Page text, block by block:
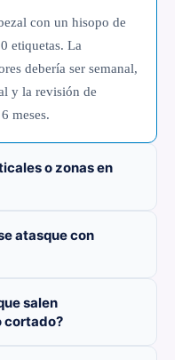
con un hisopo de
etiquetas. La
debería ser semanal,
y la revisión de
meses.
o zonas en
atasque con
salen
cortado?